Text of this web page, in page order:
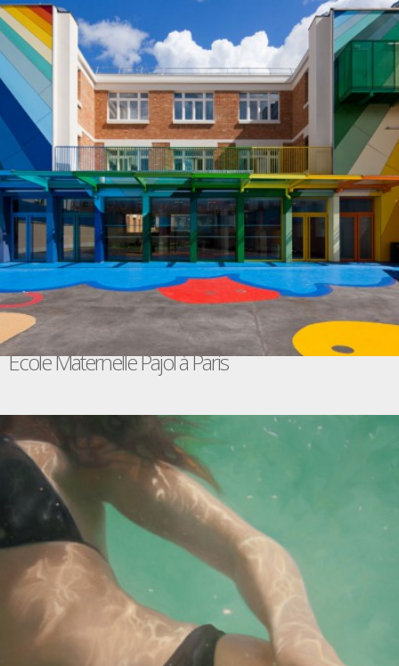
Ecole Maternelle Pajol à Paris